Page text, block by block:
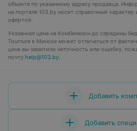
объекте по указанному адресу продавца.
на портале 103.by носит справочный характер
офертой.
Указанная цена на Комбинезон до середины
Tournure в Минске может отличаться от
цене вы заметили неточность или ошибку,
почту help@103.by.
Добавить
Добавить